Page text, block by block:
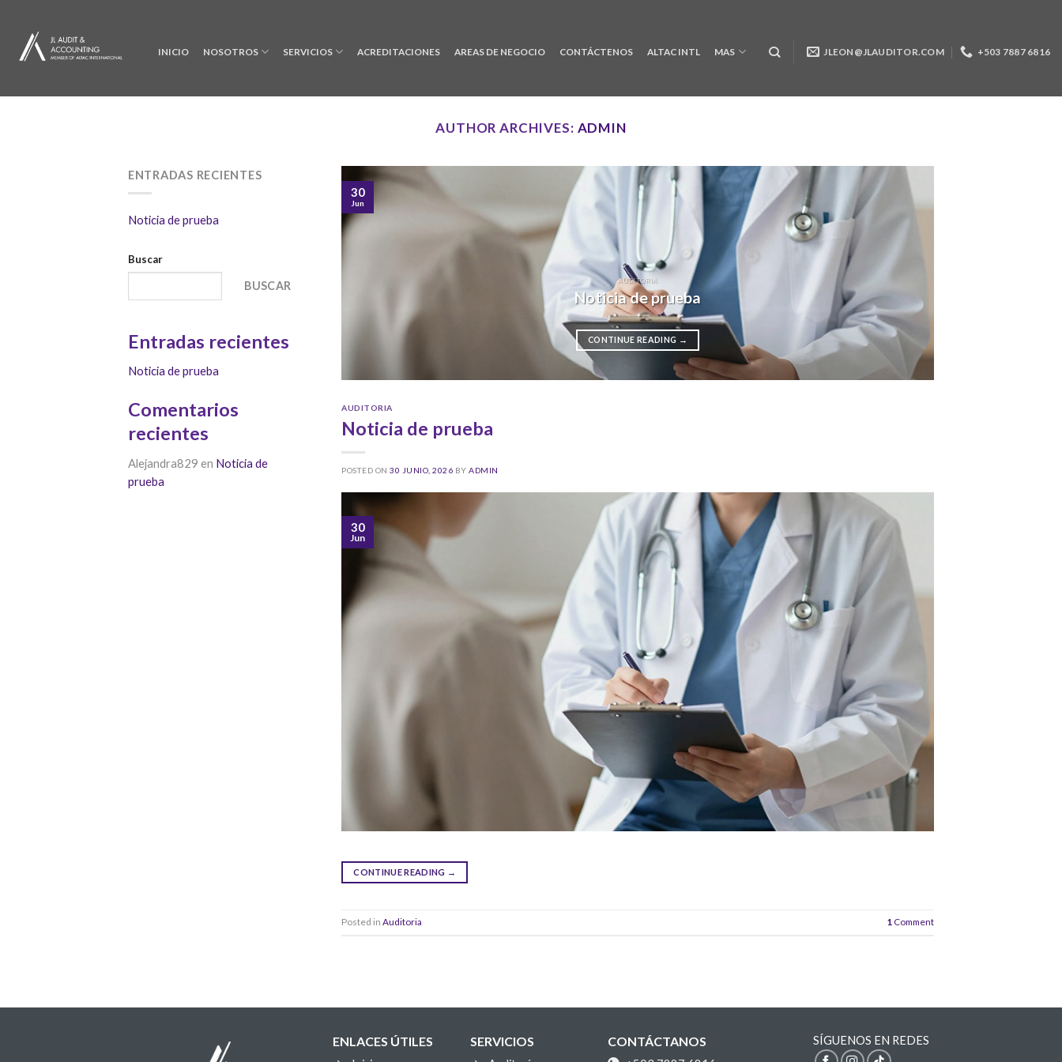
content
INICIO NOSOTROS SERVICIOS ACREDITACIONES AREAS DE NEGOCIO CONTÁCTENOS ALTAC INTL MAS JLEON@JLAUDITOR.COM +503 7887 6816
AUTHOR ARCHIVES: ADMIN
ENTRADAS RECIENTES
Noticia de prueba
Buscar
BUSCAR
Entradas recientes
Noticia de prueba
Comentarios
recientes
Alejandra829 en Noticia de
prueba
AUDITORIA
Noticia de prueba
CONTINUE READING →
30
Jun
AUDITORIA
Noticia de prueba
POSTED ON30 JUNIO, 2026 BYADMIN
30
Jun
CONTINUE READING →
Posted in Auditoria 1 Comment
ENLACES ÚTILES SERVICIOS CONTÁCTANOS SÍGUENOS EN REDES